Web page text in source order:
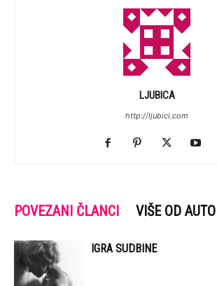
LJUBICA
http://ljubici.com
POVEZANI ČLANCI VIŠE OD
IGRA SUDBINE